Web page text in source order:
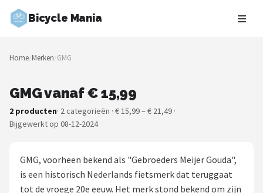
Bicycle Mania
Zoeken
NAVIGATIE
Merken
Fietsroutes
Home/Merken/GMG
GMG vanaf € 15,99
2 producten· 2 categorieën · € 15,99 – € 21,49 ·
Bijgewerkt op 08-12-2024
GMG, voorheen bekend als "Gebroeders Meijer Gouda",
is een historisch Nederlands fietsmerk dat teruggaat
tot de vroege 20e eeuw. Het merk stond bekend om zijn